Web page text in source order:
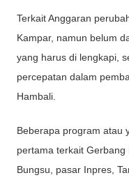
Terkait Anggaran
Kampar, namun belum
yang harus di lengkapi,
percepatan dalam
Hambali.
Beberapa program atau
pertama terkait
Bungsu, pasar Inpres,